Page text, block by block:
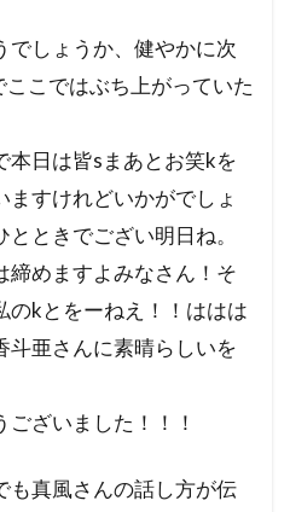
でしょうか、健やかに次
こではぶち上がっていた
本日は皆sまあとお笑kを
ますけれどいかがでしょ
ときでござい明日ね。
締めますよみなさん！そ
のkとをーねえ！！ははは
斗亜さんに素晴らしいを
ざいました！！！
も真風さんの話し方が伝